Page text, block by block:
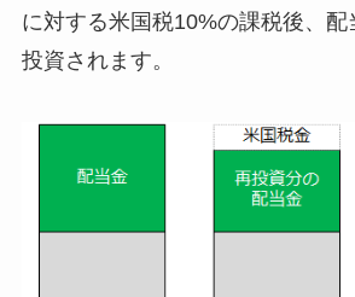
に対する米国税10%の課税後、
投資されます。